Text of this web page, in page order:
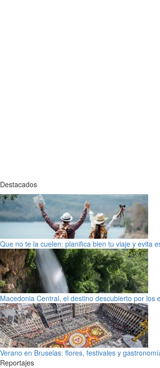
Destacados
Que no te la cuelen: planifica bien tu viaje y evita
Macedonia Central, el destino descubierto por
Verano en Bruselas: flores, festivales y
Reportajes